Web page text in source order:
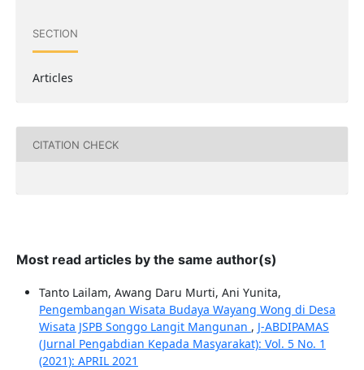
SECTION
Articles
CITATION CHECK
Most read articles by the same author(s)
Tanto Lailam, Awang Daru Murti, Ani Yunita,
Pengembangan Wisata Budaya Wayang Wong di Desa
Wisata JSPB Songgo Langit Mangunan , J-ABDIPAMAS
(Jurnal Pengabdian Kepada Masyarakat): Vol. 5 No. 1
(2021): APRIL 2021